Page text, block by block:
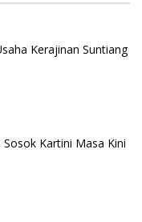
Kerajinan Suntiang
Kartini Masa Kini